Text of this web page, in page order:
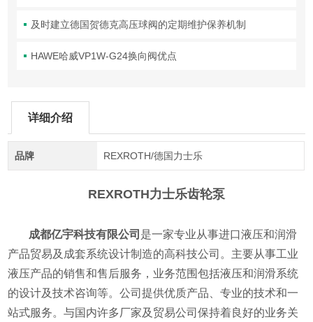
及时建立德国贺德克高压球阀的定期维护保养机制
HAWE哈威VP1W-G24换向阀优点
详细介绍
品牌 REXROTH/德国力士乐
REXROTH力士乐齿轮泵
成都亿宇科技有限公司 是一家专业从事进口液压和润滑
产品贸易及成套系统设计制造的高科技公司。主要从事工业
液压产品的销售和售后服务，业务范围包括液压和润滑系统
的设计及技术咨询等。公司提供优质产品、专业的技术和一
站式服务。与国内许多厂家及贸易公司保持着良好的业务关